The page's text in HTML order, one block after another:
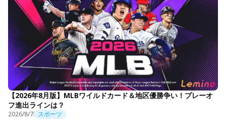
【2026年8月版】MLBワイルドカード＆地区優勝争い！プレーオ
フ進出ラインは？
2026/8/7 スポーツ